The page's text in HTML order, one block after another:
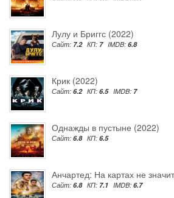
Лулу и Бриггс (2022)
Сайт: 7.2 КП: 7 IMDB: 6.8
Крик (2022)
Сайт: 6.2 КП: 6.5 IMDB: 7
Однажды в пустыне (2022)
Сайт: 6.8 КП: 6.5
Анчартед: На картах не
Сайт: 6.8 КП: 7.1 IMDB: 6.7